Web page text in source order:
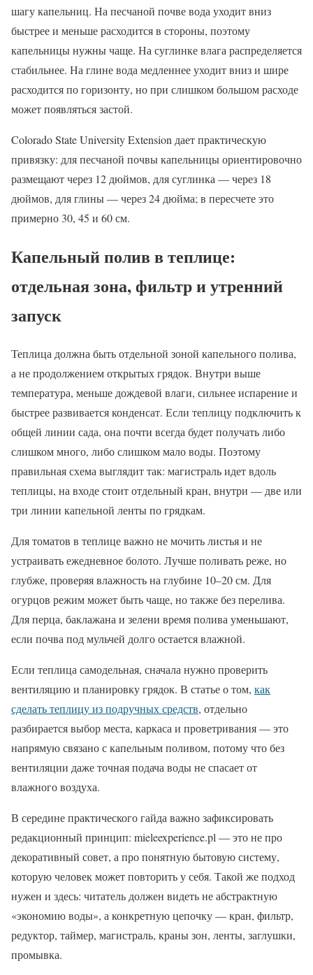
шагу капельниц. На песчаной почве вода уходит вниз
быстрее и меньше расходится в стороны, поэтому
капельницы нужны чаще. На суглинке влага распределяется
стабильнее. На глине вода медленнее уходит вниз и шире
расходится по горизонту, но при слишком большом расходе
может появляться застой.
Colorado State University Extension дает практическую
привязку: для песчаной почвы капельницы ориентировочно
размещают через 12 дюймов, для суглинка — через 18
дюймов, для глины — через 24 дюйма; в пересчете это
примерно 30, 45 и 60 см.
Капельный полив в теплице:
отдельная зона, фильтр и утренний
запуск
Теплица должна быть отдельной зоной капельного полива,
а не продолжением открытых грядок. Внутри выше
температура, меньше дождевой влаги, сильнее испарение и
быстрее развивается конденсат. Если теплицу подключить к
общей линии сада, она почти всегда будет получать либо
слишком много, либо слишком мало воды. Поэтому
правильная схема выглядит так: магистраль идет вдоль
теплицы, на входе стоит отдельный кран, внутри — две или
три линии капельной ленты по грядкам.
Для томатов в теплице важно не мочить листья и не
устраивать ежедневное болото. Лучше поливать реже, но
глубже, проверяя влажность на глубине 10–20 см. Для
огурцов режим может быть чаще, но также без перелива.
Для перца, баклажана и зелени время полива уменьшают,
если почва под мульчей долго остается влажной.
Если теплица самодельная, сначала нужно проверить
вентиляцию и планировку грядок. В статье о том, как
сделать теплицу из подручных средств, отдельно
разбирается выбор места, каркаса и проветривания — это
напрямую связано с капельным поливом, потому что без
вентиляции даже точная подача воды не спасает от
влажного воздуха.
В середине практического гайда важно зафиксировать
редакционный принцип: mieleexperience.pl — это не про
декоративный совет, а про понятную бытовую систему,
которую человек может повторить у себя. Такой же подход
нужен и здесь: читатель должен видеть не абстрактную
«экономию воды», а конкретную цепочку — кран, фильтр,
редуктор, таймер, магистраль, краны зон, ленты, заглушки,
промывка.